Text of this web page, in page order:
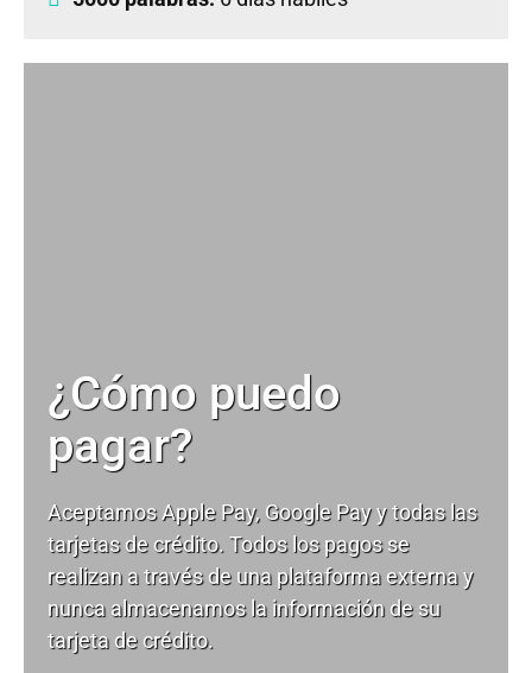
¿Cómo puedo
pagar?
Aceptamos Apple Pay, Google Pay y todas las
tarjetas de crédito. Todos los pagos se
realizan a través de una plataforma externa y
nunca almacenamos la información de su
tarjeta de crédito.